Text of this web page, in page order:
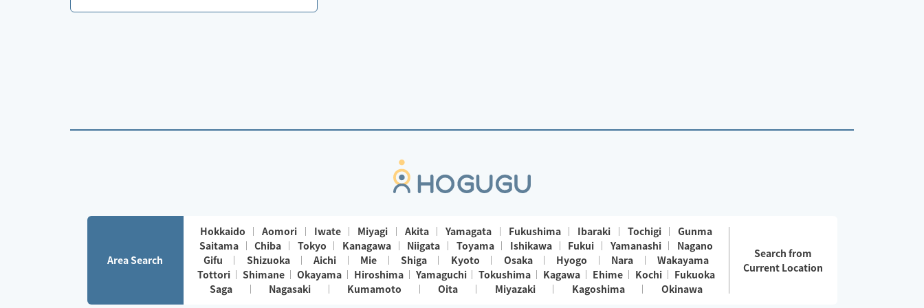
Area Search
Hokkaido Aomori Iwate Miyagi Akita Yamagata Fukushima Ibaraki Tochigi
Gunma
Saitama
Chiba Tokyo Kanagawa Niigata Toyama Ishikawa Fukui Yamanashi
Nagano
Gifu
Shizuoka Aichi Mie Shiga Kyoto Osaka Hyogo Nara
Wakayama
Tottori
Shimane Okayama Hiroshima Yamaguchi Tokushima Kagawa Ehime Kochi
Fukuoka
Saga
Nagasaki Kumamoto Oita Miyazaki Kagoshima Okinawa
Search from
Current Location